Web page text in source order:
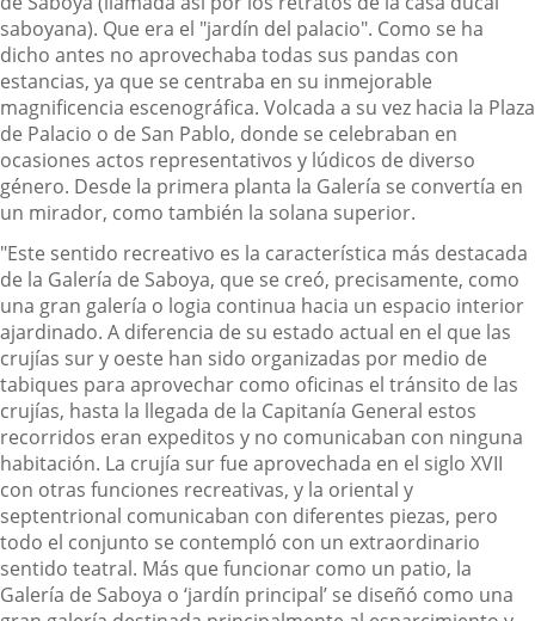
saboyana). Que era el "jardín del palacio". Como se ha
dicho antes no aprovechaba todas sus pandas con
estancias, ya que se centraba en su inmejorable
magnificencia escenográfica. Volcada a su vez hacia la Plaza
de Palacio o de San Pablo, donde se celebraban en
ocasiones actos representativos y lúdicos de diverso
género. Desde la primera planta la Galería se convertía en
un mirador, como también la solana superior.
"Este sentido recreativo es la característica más destacada
de la Galería de Saboya, que se creó, precisamente, como
una gran galería o logia continua hacia un espacio interior
ajardinado. A diferencia de su estado actual en el que las
crujías sur y oeste han sido organizadas por medio de
tabiques para aprovechar como oficinas el tránsito de las
crujías, hasta la llegada de la Capitanía General estos
recorridos eran expeditos y no comunicaban con ninguna
habitación. La crujía sur fue aprovechada en el siglo XVII
con otras funciones recreativas, y la oriental y
septentrional comunicaban con diferentes piezas, pero
todo el conjunto se contempló con un extraordinario
sentido teatral. Más que funcionar como un patio, la
Galería de Saboya o ‘jardín principal’ se diseñó como una